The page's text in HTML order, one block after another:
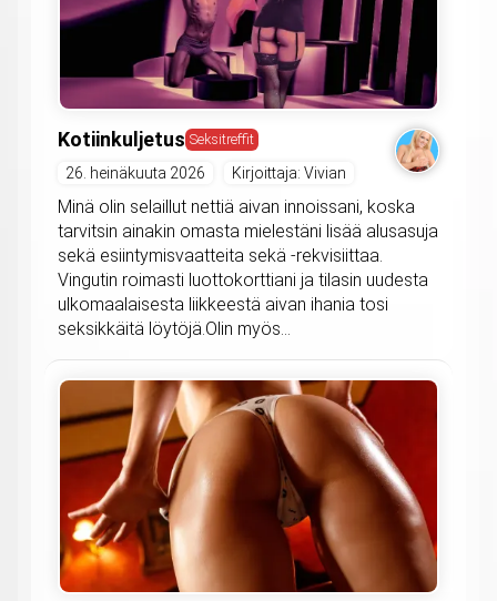
Kotiinkuljetus Seksitreffit
26. heinäkuuta 2026 Kirjoittaja: Vivian
Minä olin selaillut nettiä aivan innoissani, koska
tarvitsin ainakin omasta mielestäni lisää alusasuja
sekä esiintymisvaatteita sekä -rekvisiittaa.
Vingutin roimasti luottokorttiani ja tilasin uudesta
ulkomaalaisesta liikkeestä aivan ihania tosi
seksikkäitä löytöjä.Olin myös...